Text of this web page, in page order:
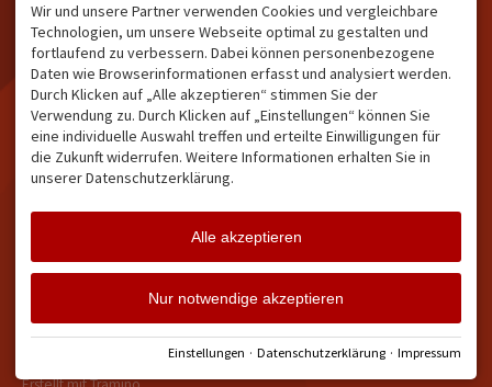
Kleinwalsertal und beliebte
Urlaubsziele wie die
Hörnerdörfer, Alpsee-
Grünten, Oberstaufen oder
Wertach im Allgäu.
Leistungsträger im
südlichen Oberallgäu eine
starke Plattform bietet.
NETZWERK & REICHWEITE
ca. 36.700 Abos bei
Instagram
Barrierefreiheit Vertrag widerrufen
Facebook Instagram Twitter
Wir und unsere Partner verwenden Cookies und vergleichbare
Technologien, um unsere Webseite optimal zu gestalten und
fortlaufend zu verbessern. Dabei können personenbezogene
Daten wie Browserinformationen erfasst und analysiert werden.
Durch Klicken auf „Alle akzeptieren“ stimmen Sie der
Verwendung zu. Durch Klicken auf „Einstellungen“ können Sie
eine individuelle Auswahl treffen und erteilte Einwilligungen für
die Zukunft widerrufen. Weitere Informationen erhalten Sie in
unserer Datenschutzerklärung.
Alle akzeptieren
Nur notwendige akzeptieren
Einstellungen · Datenschutzerklärung · Impressum